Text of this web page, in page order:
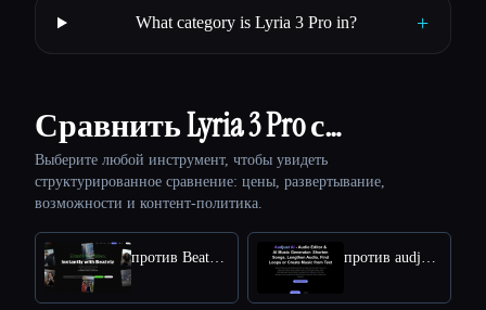
What category is Lyria 3 Pro in? +
Сравнить Lyria 3 Pro с…
Выберите любой инструмент, чтобы увидеть
структурированное сравнение: цены, развертывание,
возможности и контент-политика.
против BeatViz Ai Music Video Generator против audjust.ai